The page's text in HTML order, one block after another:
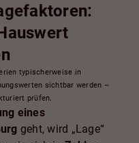
typischerweise in
sichtbar werden –
prüfen.
eines
geht, wird „Lage“